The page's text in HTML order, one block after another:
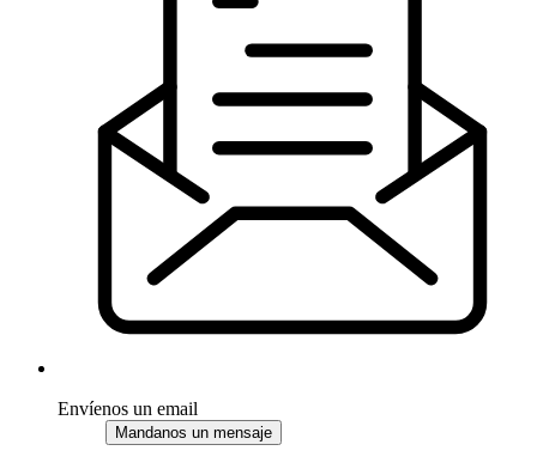
Envíenos un email
Mandanos un mensaje